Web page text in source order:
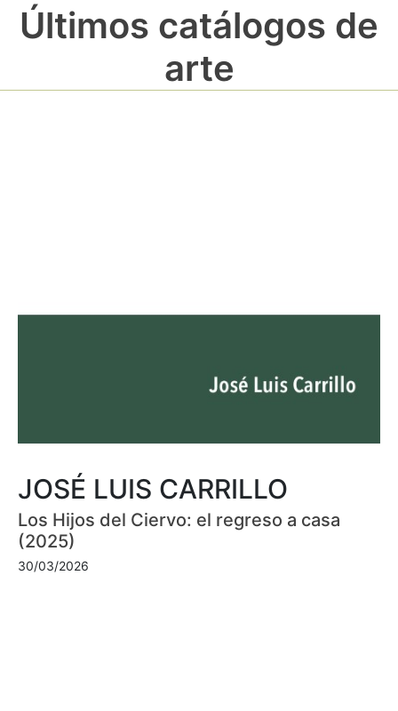
Últimos catálogos de
arte
JOSÉ LUIS CARRILLO
Los Hijos del Ciervo: el regreso a casa
(2025)
30/03/2026